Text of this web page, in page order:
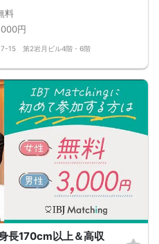
料
円
7-15 第2岩月ビル4階・6階
長170cm以上＆高収